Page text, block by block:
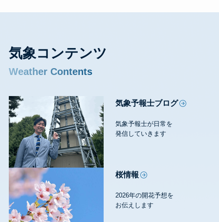
気象コンテンツ
Weather Contents
気象予報士ブログ
気象予報士が日常を
発信していきます
桜情報
2026年の開花予想を
お伝えします